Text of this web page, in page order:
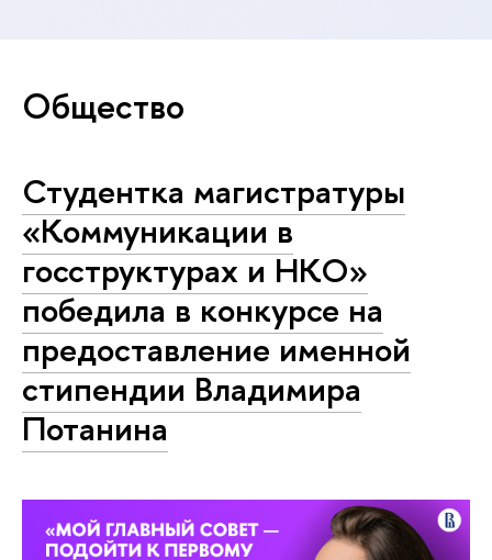
Общество
Студентка магистратуры
«Коммуникации в
госструктурах и НКО»
победила в конкурсе на
предоставление именной
стипендии Владимира
Потанина